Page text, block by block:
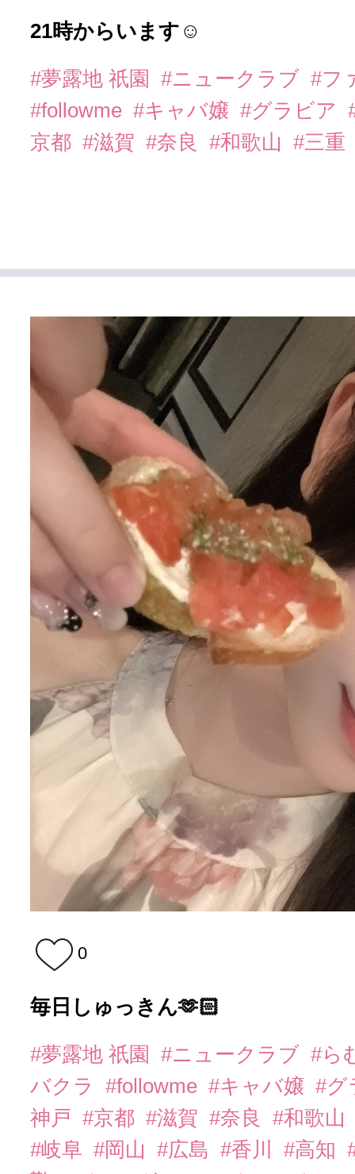
21時からいます☺︎
#夢露地 祇園 #ニュークラブ #フ
#followme #キャバ嬢 #グラビア
京都 #滋賀 #奈良 #和歌山 #三重
0
毎日しゅっきん🫶🏻
#夢露地 祇園 #ニュークラブ #ら
バクラ
#followme #キャバ嬢 #グ
神戸 #京都 #滋賀 #奈良
#和歌山
#岐阜 #岡山 #広島 #香川 #高知